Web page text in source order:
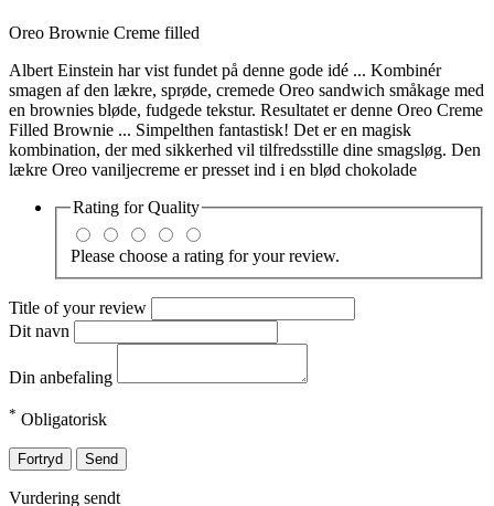
Oreo Brownie Creme filled
Albert Einstein har vist fundet på denne gode idé ... Kombinér
smagen af den lækre, sprøde, cremede Oreo sandwich småkage med
en brownies bløde, fudgede tekstur. Resultatet er denne Oreo Creme
Filled Brownie ... Simpelthen fantastisk! Det er en magisk
kombination, der med sikkerhed vil tilfredsstille dine smagsløg. Den
lækre Oreo vaniljecreme er presset ind i en blød chokolade
Rating forQuality
Please choose a rating for your review.
Title of your review
Dit navn
Din anbefaling
* Obligatorisk
Fortryd Send
Vurdering sendt